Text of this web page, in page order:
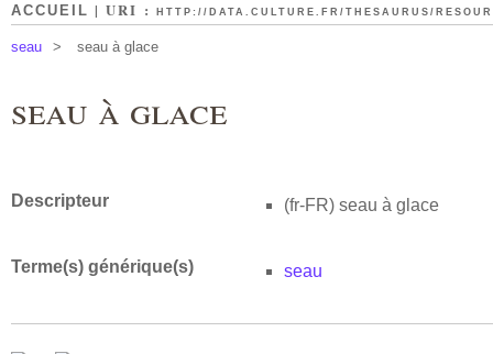
ACCUEIL | URI : HTTP://DATA.CULTURE.FR/THESAURUS/
seau > seau à glace
seau à glace
Descripteur (fr-FR) seau à glace
Terme(s) générique(s) seau